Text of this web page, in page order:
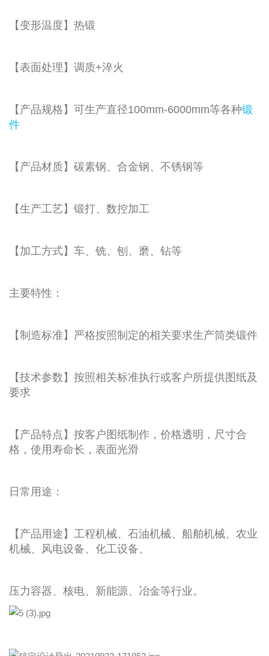
【变形温度】热锻
【表面处理】调质+淬火
【产品规格】可生产直径100mm-6000mm等各种锻
件
【产品材质】碳素钢、合金钢、不锈钢等
【生产工艺】锻打、数控加工
【加工方式】车、铣、刨、磨、钻等
主要特性：
【制造标准】严格按照制定的相关要求生产筒类锻件
【技术参数】按照相关标准执行或客户所提供图纸及
要求
【产品特点】按客户图纸制作，价格透明，尺寸合
格，使用寿命长，表面光滑
日常用途：
【产品用途】工程机械、石油机械、船舶机械、农业
机械、风电设备、化工设备、
压力容器、核电、新能源、冶金等行业。